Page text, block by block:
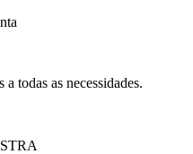
a todas as necessidades.